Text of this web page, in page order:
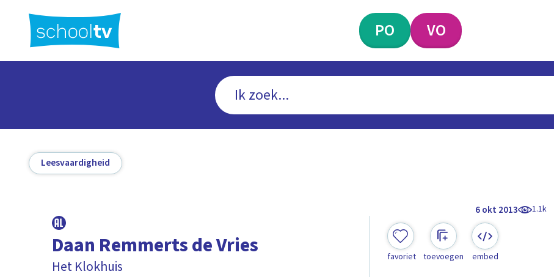
hoofdinhoud
PO VO
Leesvaardigheid
6 okt 2013 1.1k
Daan Remmerts de Vries
Het Klokhuis
favoriet toevoegen embed